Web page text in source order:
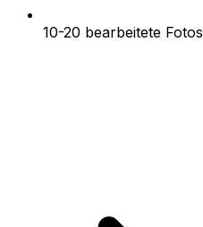
10-20 bearbeitete Fotos